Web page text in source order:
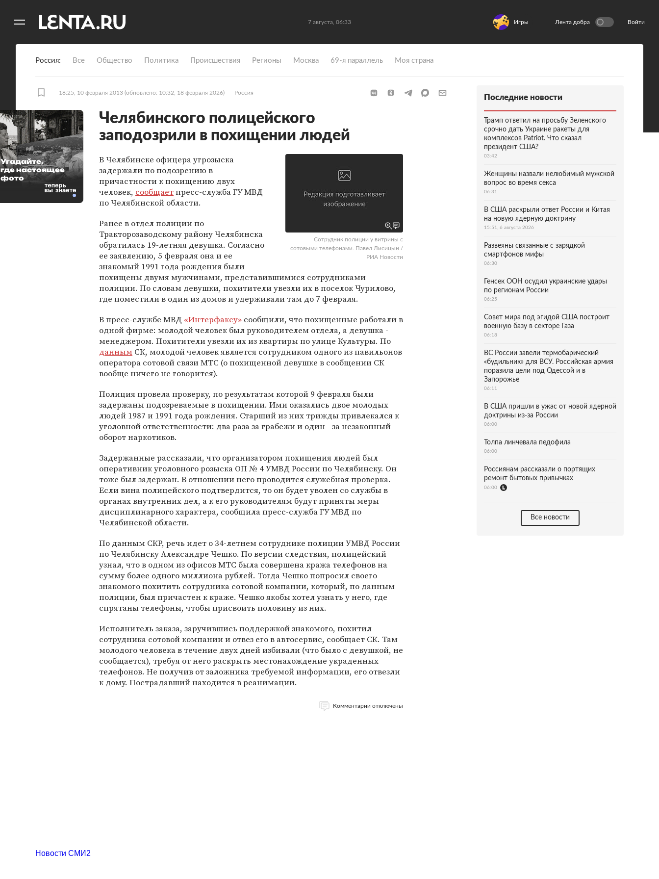
7 августа, 06:33 Игры Лента добра Войти
Россия Все Общество Политика Происшествия Регионы Москва 69-я параллель Моя страна
18:25, 10 февраля 2013 (обновлено: 10:32, 18 февраля 2026) Россия
Челябинского полицейского
заподозрили в похищении людей
Сотрудник полиции у витрины с
сотовыми телефонами. Павел Лисицын /
РИА Новости
В Челябинске офицера угрозыска
задержали по подозрению в
причастности к похищению двух
человек, сообщаетпресс-служба ГУ МВД
по Челябинской области.
Ранее в отдел полиции по
Тракторозаводскому району Челябинска
обратилась 19-летняя девушка. Согласно
ее заявлению, 5 февраля она и ее
знакомый 1991 года рождения были
похищены двумя мужчинами, представившимися сотрудниками
полиции. По словам девушки, похитители увезли их в поселок Чурилово,
где поместили в один из домов и удерживали там до 7 февраля.
В пресс-службе МВД «Интерфаксу» сообщили, что похищенные работали в
одной фирме: молодой человек был руководителем отдела, а девушка -
менеджером. Похитители увезли их из квартиры по улице Культуры. По
данным СК, молодой человек является сотрудником одного из павильонов
оператора сотовой связи МТС (о похищенной девушке в сообщении СК
вообще ничего не говорится).
Полиция провела проверку, по результатам которой 9 февраля были
задержаны подозреваемые в похищении. Ими оказались двое молодых
людей 1987 и 1991 года рождения. Старший из них трижды привлекался к
уголовной ответственности: два раза за грабежи и один - за незаконный
оборот наркотиков.
Задержанные рассказали, что организатором похищения людей был
оперативник уголовного розыска ОП № 4 УМВД России по Челябинску. Он
тоже был задержан. В отношении него проводится служебная проверка.
Если вина полицейского подтвердится, то он будет уволен со службы в
органах внутренних дел, а к его руководителям будут приняты меры
дисциплинарного характера, сообщила пресс-служба ГУ МВД по
Челябинской области.
По данным СКР, речь идет о 34-летнем сотруднике полиции УМВД России
по Челябинску Александре Чешко. По версии следствия, полицейский
узнал, что в одном из офисов МТС была совершена кража телефонов на
сумму более одного миллиона рублей. Тогда Чешко попросил своего
знакомого похитить сотрудника сотовой компании, который, по данным
полиции, был причастен к краже. Чешко якобы хотел узнать у него, где
спрятаны телефоны, чтобы присвоить половину из них.
Исполнитель заказа, заручившись поддержкой знакомого, похитил
сотрудника сотовой компании и отвез его в автосервис, сообщает СК. Там
молодого человека в течение двух дней избивали (что было с девушкой, не
сообщается), требуя от него раскрыть местонахождение украденных
телефонов. Не получив от заложника требуемой информации, его отвезли
к дому. Пострадавший находится в реанимации.
Комментарии отключены
Угадайте,
где настоящее
фото
Последние новости
Трамп ответил на просьбу Зеленского
срочно дать Украине ракеты для
комплексов Patriot. Что сказал
президент США?
03:42
Женщины назвали нелюбимый мужской
вопрос во время секса
06:31
В США раскрыли ответ России и Китая
на новую ядерную доктрину
15:51, 6 августа 2026
Развеяны связанные с зарядкой
смартфонов мифы
06:30
Генсек ООН осудил украинские удары
по регионам России
06:25
Совет мира под эгидой США построит
военную базу в секторе Газа
06:18
ВС России завели термобарический
«будильник» для ВСУ. Российская армия
поразила цели под Одессой и в
Запорожье
06:11
В США пришли в ужас от новой ядерной
доктрины из-за России
06:00
Толпа линчевала педофила
06:00
Россиянам рассказали о портящих
ремонт бытовых привычках
06:00
Все новости
Новости СМИ2